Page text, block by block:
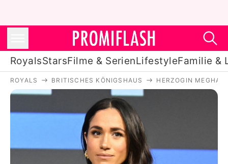
RoyalsStarsFilme & SerienLifestyleFamilie &
Royals
Stars
Filme & Serien
Lifestyle
ROYALS BRITISCHES KÖNIGSHAUS HERZOGIN MEGHAN